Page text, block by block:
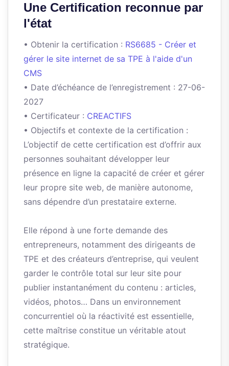
Une Certification reconnue par
l'état
• Obtenir la certification : RS6685 - Créer et
gérer le site internet de sa TPE à l'aide d'un
CMS
• Date d’échéance de l’enregistrement : 27-06-
2027
• Certificateur : CREACTIFS
• Objectifs et contexte de la certification :
L’objectif de cette certification est d’offrir aux
personnes souhaitant développer leur
présence en ligne la capacité de créer et gérer
leur propre site web, de manière autonome,
sans dépendre d’un prestataire externe.
Elle répond à une forte demande des
entrepreneurs, notamment des dirigeants de
TPE et des créateurs d’entreprise, qui veulent
garder le contrôle total sur leur site pour
publier instantanément du contenu : articles,
vidéos, photos… Dans un environnement
concurrentiel où la réactivité est essentielle,
cette maîtrise constitue un véritable atout
stratégique.